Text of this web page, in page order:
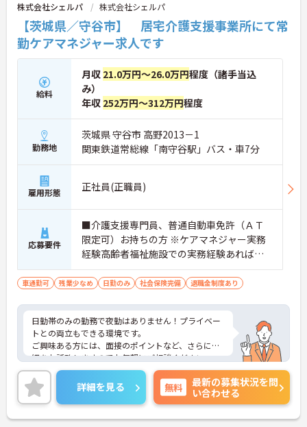
株式会社シェルパ 株式会社シェルパ
【茨城県／守谷市】 居宅介護支援事業所にて常
勤ケアマネジャー求人です
給料
月収 21.0万円～26.0万円程度（諸手当込
み）
年収 252万円～312万円程度
勤務地
茨城県 守谷市 高野2013－1
関東鉄道常総線「南守谷駅」バス・車7分
雇用形態 正社員(正職員)
応募要件
■介護支援専門員、普通自動車免許（ＡＴ
限定可）お持ちの方 ※ケアマネジャー実務
経験高齢者福祉施設での実務経験あれば尚
良し
車通勤可 残業少なめ 日勤のみ 社会保険完備 退職金制度あり
日勤帯のみの勤務で夜勤はありません！プライベー
トとの両立もできる環境です。
ご興味ある方には、面接のポイントなど、さらに詳
細をお話致しますのでお気軽にご相談ください。
詳細を見る 無料
最新の募集状況を問
い合わせる